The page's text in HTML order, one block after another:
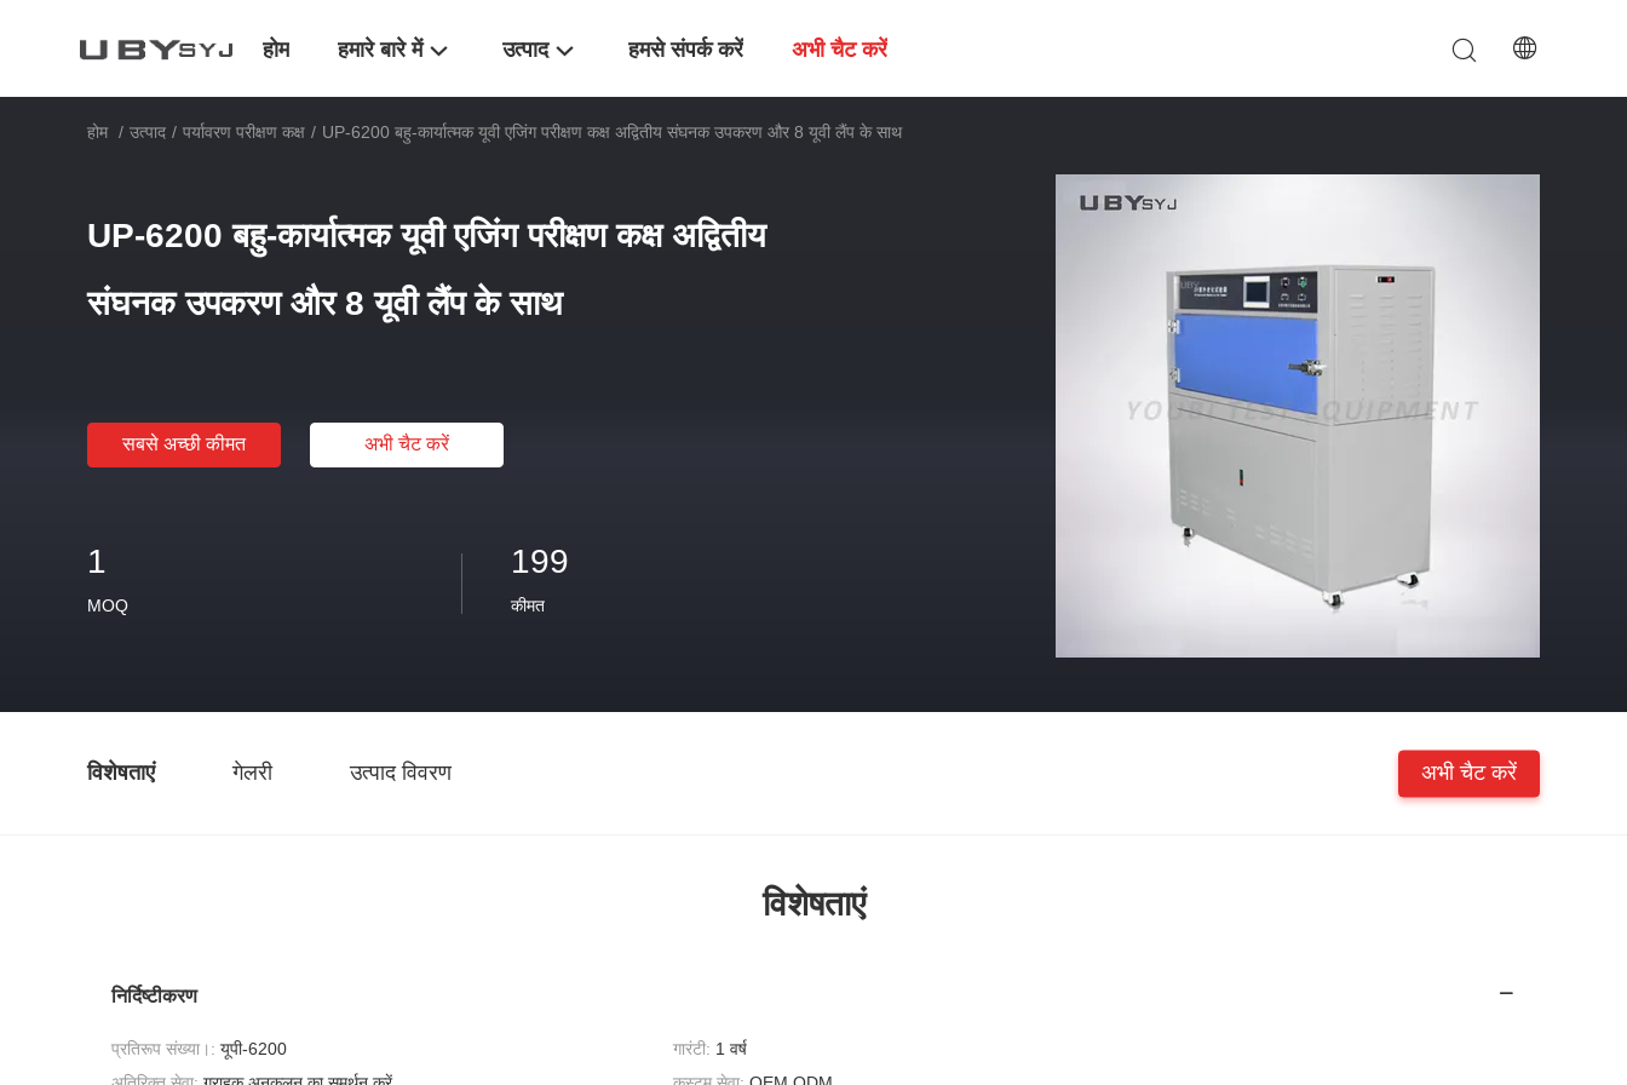
होम हमारे बारे में उत्पाद हमसे संपर्क करें अभी चैट करें
होम / उत्पाद / पर्यावरण परीक्षण कक्ष / UP-6200 बहु-कार्यात्मक यूवी एजिंग परीक्षण कक्ष अद्वितीय संघनक उपकरण और 8 यूवी लैंप के साथ
UP-6200 बहु-कार्यात्मक यूवी एजिंग परीक्षण कक्ष अद्वितीय
संघनक उपकरण और 8 यूवी लैंप के साथ
सबसे अच्छी कीमत अभी चैट करें
1
MOQ
199
कीमत
विशेषताएं गेलरी उत्पाद विवरण अभी चैट करें
विशेषताएं
निर्दिष्टीकरण
प्रतिरूप संख्या।: यूपी-6200 गारंटी: 1 वर्ष